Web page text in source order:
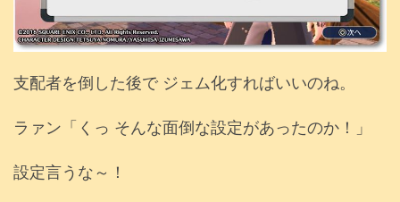
支配者を倒した後で ジェム化すればいいのね。
ラァン「くっ そんな面倒な設定があったのか！」
設定言うな～！